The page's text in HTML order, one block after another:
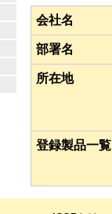
会社名
部署名
所在地
登録製品一覧